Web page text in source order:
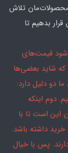
تلاش
بدهیم تا
قیمت‌های
که شاید بعضی‌ها
دو دلیل دارد:
دوم اینکه
این است تا با
داشته باشد.
پس با خیال